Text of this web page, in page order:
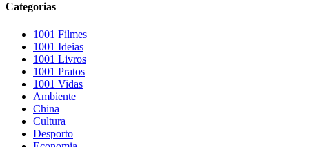
Categorias
1001 Filmes
1001 Ideias
1001 Livros
1001 Pratos
1001 Vidas
Ambiente
China
Cultura
Desporto